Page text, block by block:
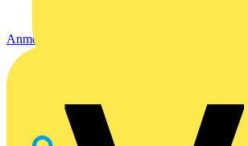
Anmelden